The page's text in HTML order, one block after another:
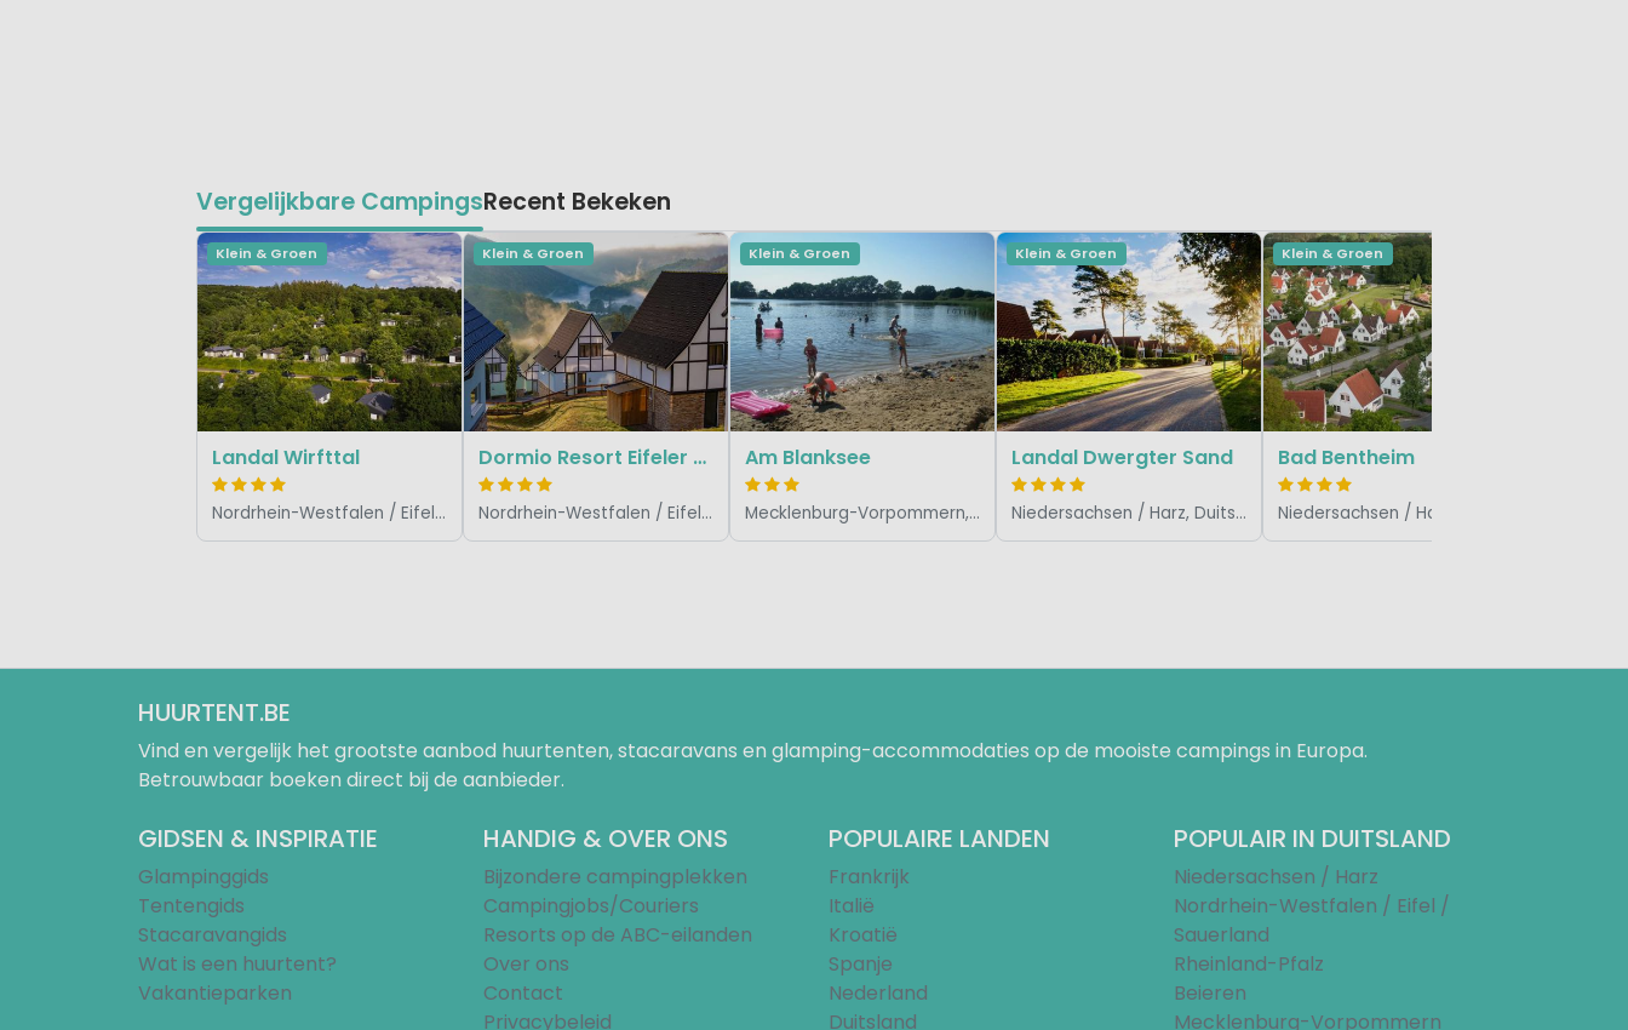
Vergelijkbare CampingsRecent Bekeken
Klein & Groen
Landal Wirfttal
Nordrhein-Westfalen / Eifel / Sauerland, Duitsland
Klein & Groen
Dormio Resort Eifeler Tor
Nordrhein-Westfalen / Eifel / Sauerland, Duitsland
Klein & Groen
Am Blanksee
Mecklenburg-Vorpommern, Duitsland
Klein & Groen
Landal Dwergter Sand
Niedersachsen / Harz, Duitsland
Klein & Groen
Bad Bentheim
HUURTENT.BE
Vind en vergelijk het grootste aanbod huurtenten, stacaravans en glamping-accommodaties op de mooiste campings in Europa.
Betrouwbaar boeken direct bij de aanbieder.
GIDSEN & INSPIRATIE
Glampinggids
Tentengids
Stacaravangids
Wat is een huurtent?
Vakantieparken
HANDIG & OVER ONS
Bijzondere campingplekken
Campingjobs/Couriers
Resorts op de ABC-eilanden
Over ons
Contact
Privacybeleid
POPULAIRE LANDEN
Frankrijk
Italië
Kroatië
Spanje
Nederland
Duitsland
POPULAIR IN DUITSLAND
Niedersachsen / Harz
Nordrhein-Westfalen / Eifel /
Sauerland
Rheinland-Pfalz
Beieren
Mecklenburg-Vorpommern